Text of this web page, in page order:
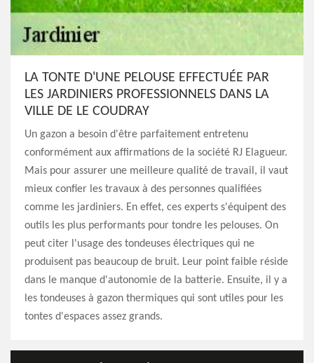
LA TONTE D'UNE PELOUSE EFFECTUÉE PAR
LES JARDINIERS PROFESSIONNELS DANS LA
VILLE DE LE COUDRAY
Un gazon a besoin d'être parfaitement entretenu
conformément aux affirmations de la société RJ Elagueur.
Mais pour assurer une meilleure qualité de travail, il vaut
mieux confier les travaux à des personnes qualifiées
comme les jardiniers. En effet, ces experts s'équipent des
outils les plus performants pour tondre les pelouses. On
peut citer l'usage des tondeuses électriques qui ne
produisent pas beaucoup de bruit. Leur point faible réside
dans le manque d'autonomie de la batterie. Ensuite, il y a
les tondeuses à gazon thermiques qui sont utiles pour les
tontes d'espaces assez grands.